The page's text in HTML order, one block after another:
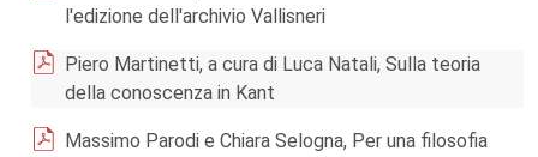
l'edizione dell'archivio Vallisneri
Piero Martinetti, a cura di Luca Natali, Sulla teoria
della conoscenza in Kant
Massimo Parodi e Chiara Selogna, Per una filosofia